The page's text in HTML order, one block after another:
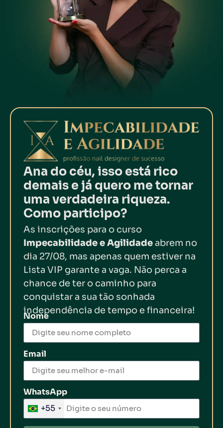
Ana do céu, isso está rico
demais e já quero me tornar
uma verdadeira riqueza.
Como participo?
As inscrições para o curso
Impecabilidade e Agilidadeabrem no
dia 27/08, mas apenas quem estiver na
Lista VIP garante a vaga. Não perca a
chance de ter o caminho para
conquistar a sua tão sonhada
independência de tempo e financeira!
Nome
Email
WhatsApp
+55